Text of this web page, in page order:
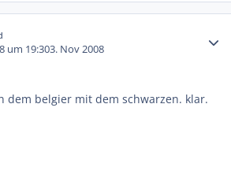
um 19:303. Nov 2008
dem belgier mit dem schwarzen. klar.